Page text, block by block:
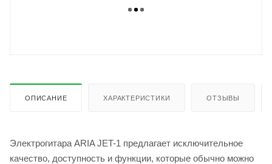
ОПИСАНИЕ ХАРАКТЕРИСТИКИ ОТЗЫВЫ
Электрогитара ARIA JET-1 предлагает исключительное
качество, доступность и функции, которые обычно можно